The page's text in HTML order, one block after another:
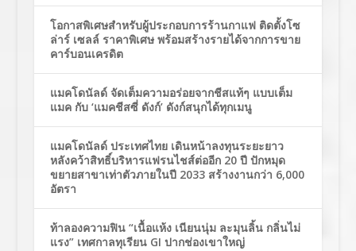
โอกาสพิเศษสำหรับผู้ประกอบการร้านกาแฟ ติดตั้งโซ
ล่าร์ เซลล์ ราคาพิเศษ พร้อมสร้างรายได้จากการขาย
คาร์บอนเครดิต
แมคโดนัลด์ จัดเต็มความอร่อยจากชีสแท้ๆ แบบเต็ม
แมค กับ ‘แมคชีสซี่ ดังก์’ ดังก์สนุกได้ทุกเมนู
แมคโดนัลด์ ประเทศไทย เดินหน้าลงทุนระยะยาว
หลังคว้าสิทธิ์บริหารแฟรนไชส์ต่ออีก 20 ปี ปักหมุด
ขยายสาขาเท่าตัวภายในปี 2033 สร้างงานกว่า 6,000
อัตรา
ท้าลองความฟิน “เนื้อแห้ง เนียนนุ่ม ละมุนลิ้น กลิ่นไม่
แรง” เทศกาลทุเรียน GI ปากช่องเขาใหญ่